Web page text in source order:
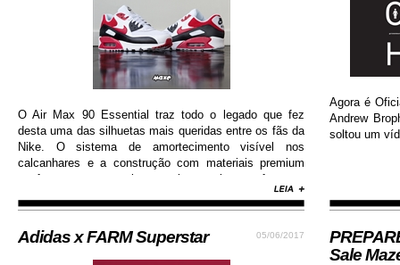
O Air Max 90 Essential traz todo o legado que fez
desta uma das silhuetas mais queridas entre os fãs da
Nike. O sistema de amortecimento visível nos
calcanhares e a construção com materiais premium
conferem ao sneaker muito mais conforto e
durabilidade, além de contar com colorway estilosa e
moderna...
05/06/2017
Adidas x FARM Superstar
Agora é
Andrew
soltou um
Sale